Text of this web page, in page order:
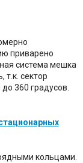
приварено
система мешка
т.к. сектор
360 градусов.
кольцами.